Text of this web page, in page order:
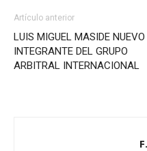
Artículo anterior
LUIS MIGUEL MASIDE NUEVO
INTEGRANTE DEL GRUPO
ARBITRAL INTERNACIONAL